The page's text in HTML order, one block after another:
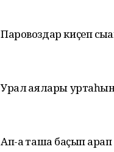
Паровоздар киҫеп
Урал ҡаялары
Ап-аҡ ташҡа баҫып